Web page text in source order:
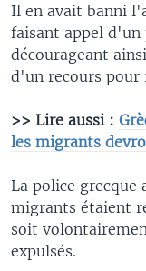
Il en avait banni
faisant appel d'un
décourageant
d'un recours pour
>> Lire aussi :
les migrants
La police grecque
migrants étaient
soit
expulsés.